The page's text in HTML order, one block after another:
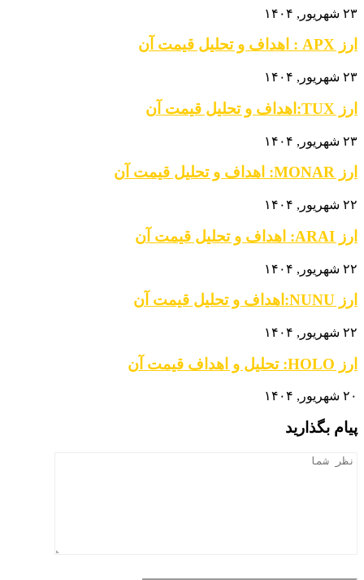
۲۳ شهریور, ۱۴۰۴
ارز APX : اهداف و تحلیل قیمت آن
۲۳ شهریور, ۱۴۰۴
ارز TUX:اهداف و تحلیل قیمت آن
۲۳ شهریور, ۱۴۰۴
ارز MONAR: اهداف و تحلیل قیمت آن
۲۲ شهریور, ۱۴۰۴
ارز ARAI: اهداف و تحلیل قیمت آن
۲۲ شهریور, ۱۴۰۴
ارز NUNU:اهداف و تحلیل قیمت آن
۲۲ شهریور, ۱۴۰۴
ارز HOLO: تحلیل و اهداف قیمت آن
۲۰ شهریور, ۱۴۰۴
پیام بگذارید